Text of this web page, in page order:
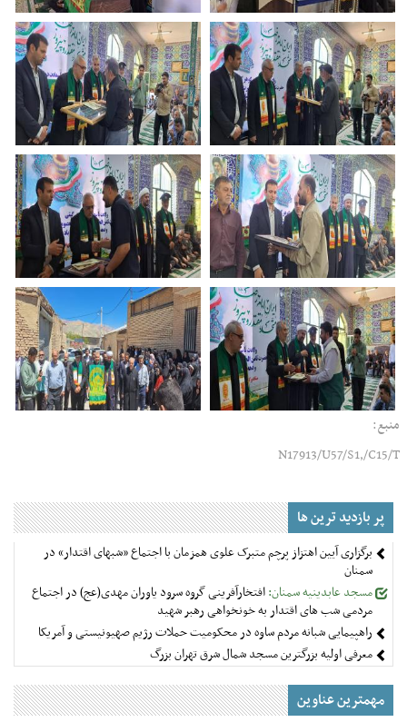
منبع:
N17913/U57/S1,/C15/T
پر بازدید ترین ها
برگزاری آیین اهتزاز پرچم متبرک علوی همزمان با اجتماع «شبهای اقتدار» در
سمنان
مسجد عابدینیه سمنان:افتخارآفرینی گروه سرود یاوران مهدی(عج) در اجتماع
مردمی شب های اقتدار به خونخواهی رهبر شهید
راهپیمایی شبانه مردم ساوه در محکومیت حملات رژیم صهیونیستی و آمریکا
معرفی اولیه بزرگترین مسجد شمال شرق تهران بزرگ
مهمترین عناوین